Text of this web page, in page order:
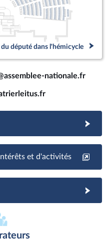
du député dans l'hémicycle
nationale.fr
et d'activités